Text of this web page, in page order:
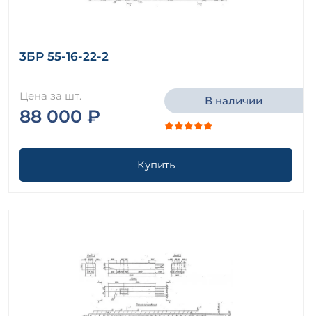
3БР 55-16-22-2
Цена за шт.
88 000 ₽
В наличии
Купить